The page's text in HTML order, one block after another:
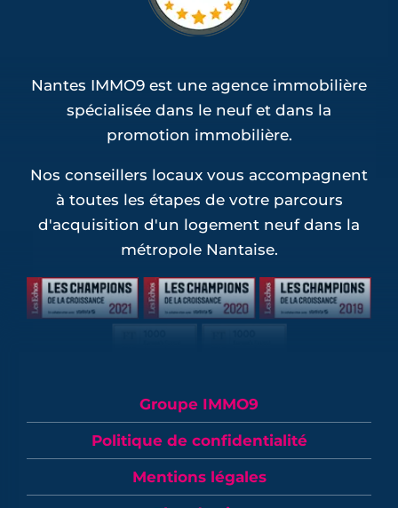
Nantes IMMO9 est une agence immobilière
spécialisée dans le neuf et dans la
promotion immobilière.
Nos conseillers locaux vous accompagnent
à toutes les étapes de votre parcours
d'acquisition d'un logement neuf dans la
métropole Nantaise.
Groupe IMMO9
Politique de confidentialité
Mentions légales